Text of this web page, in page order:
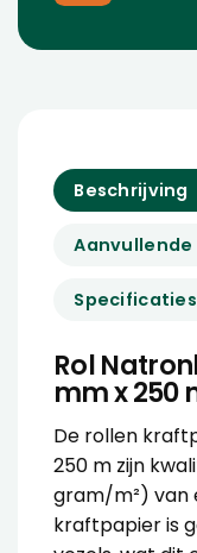
Beschrijving
Specificaties
Rol
mm x 250
De rollen
250 m zijn
gram/m²) van
kraftpapier is